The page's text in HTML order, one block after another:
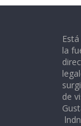
la
de